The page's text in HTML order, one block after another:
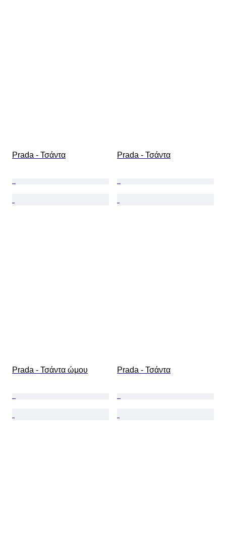
Prada - Τσάντα Prada - Τσάντα
Prada - Τσάντα ώμου Prada - Τσάντα